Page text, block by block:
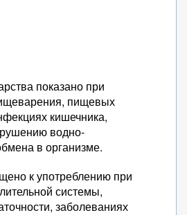
показано при
пищевых
кишечника,
водно-
в организме.
к употреблению при
системы,
заболеваниях